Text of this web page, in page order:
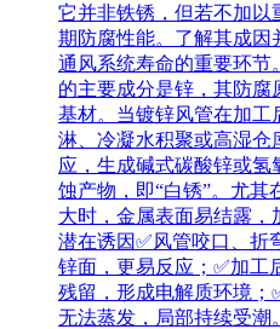
它并非铁锈，但若不加以
期防腐性能。了解其成因
通风系统寿命的重要环节
的主要成分是锌，其防
基材。当镀锌风管在加工
淋、冷凝水积聚或高湿仓
应，生成碱式碳酸锌或
蚀产物，即“白锈”。尤其
大时，金属表面易结露，
潜在诱因✅风管咬口、折
锌面，更易反应；✅加工
残留，形成电解质环境；
无法蒸发，局部持续受潮